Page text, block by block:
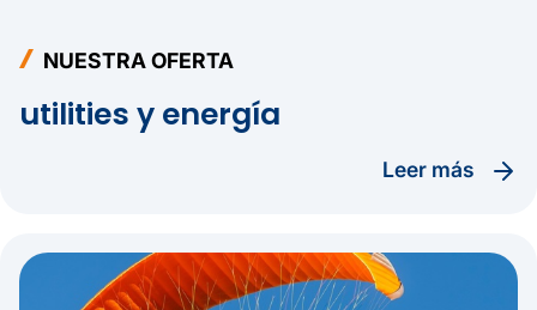
NUESTRA OFERTA
utilities y energía
leer más